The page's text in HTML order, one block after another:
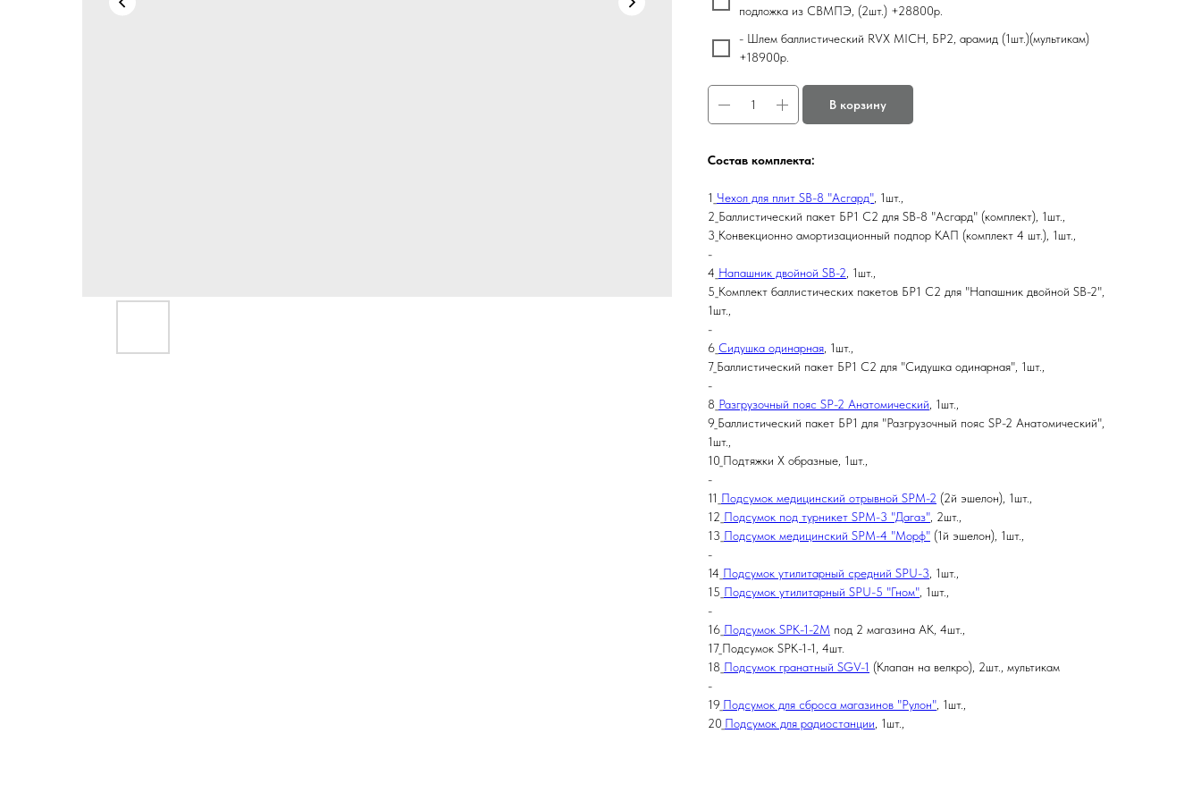
подложка из СВМПЭ, (2шт.) +28800р.
- Шлем баллистический RVX MICH, БР2, арамид (1шт.)(мультикам)
+18900р.
В корзину
Состав комплекта:
1_ Чехол для плит SB-8 "Асгард", 1шт.,
2_Баллистический пакет БР1 С2 для SB-8 "Асгард" (комплект), 1шт.,
3_Конвекционно амортизационный подпор КАП (комплект 4 шт.), 1шт.,
-
4_ Напашник двойной SB-2, 1шт.,
5_Комплект баллистических пакетов БР1 С2 для "Напашник двойной SB-2",
1шт.,
-
6_ Сидушка одинарная, 1шт.,
7_Баллистический пакет БР1 С2 для "Сидушка одинарная", 1шт.,
-
8_ Разгрузочный пояс SP-2 Анатомический, 1шт.,
9_Баллистический пакет БР1 для "Разгрузочный пояс SP-2 Анатомический",
1шт.,
10_Подтяжки X образные, 1шт.,
-
11_ Подсумок медицинский отрывной SPM-2 (2й эшелон), 1шт.,
12_ Подсумок под турникет SPM-3 "Дагаз", 2шт.,
13_ Подсумок медицинский SPM-4 "Морф" (1й эшелон), 1шт.,
-
14_ Подсумок утилитарный средний SPU-3, 1шт.,
15_ Подсумок утилитарный SPU-5 "Гном", 1шт.,
-
16_ Подсумок SPK-1-2M под 2 магазина АК, 4шт.,
17_Подсумок SPK-1-1, 4шт.
18_ Подсумок гранатный SGV-1 (Клапан на велкро), 2шт., мультикам
-
19_ Подсумок для сброса магазинов "Рулон", 1шт.,
20_ Подсумок для радиостанции, 1шт.,